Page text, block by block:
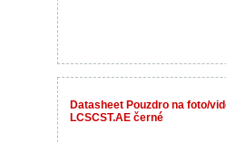
Datasheet Pouzdro na foto/
LCSCST.AE černé